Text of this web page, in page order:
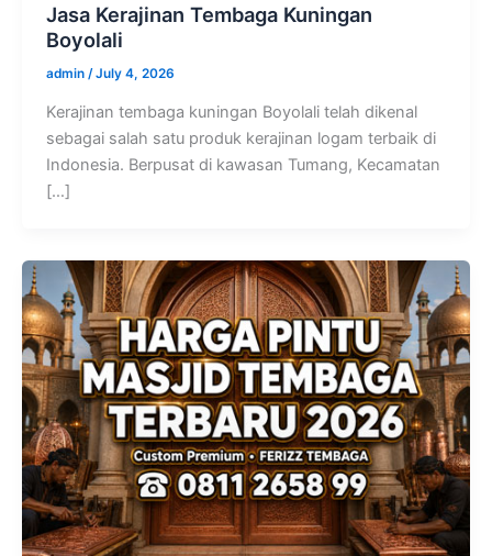
Jasa Kerajinan Tembaga Kuningan
Boyolali
admin /July 4, 2026
Kerajinan tembaga kuningan Boyolali telah dikenal
sebagai salah satu produk kerajinan logam terbaik di
Indonesia. Berpusat di kawasan Tumang, Kecamatan
[…]